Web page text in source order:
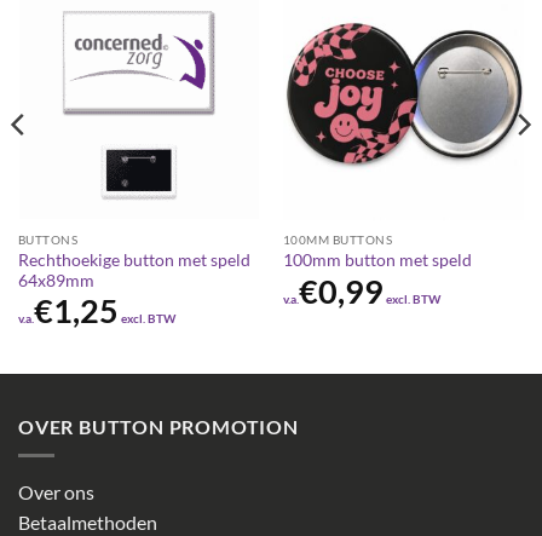
BUTTONS
Rechthoekige button met speld
64x89mm
v.a.€1,25 excl. BTW
100MM BUTTONS
100mm button met speld
v.a.€0,99 excl. BTW
OVER BUTTON PROMOTION
Over ons
Betaalmethoden